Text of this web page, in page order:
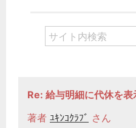
Re: 給与明細に代休を
著者 ﾕｷﾝｺｸﾗﾌﾞ さん